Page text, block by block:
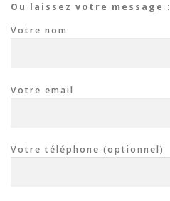
Ou laissez votre message :
Votre nom
Votre email
Votre téléphone (optionnel)